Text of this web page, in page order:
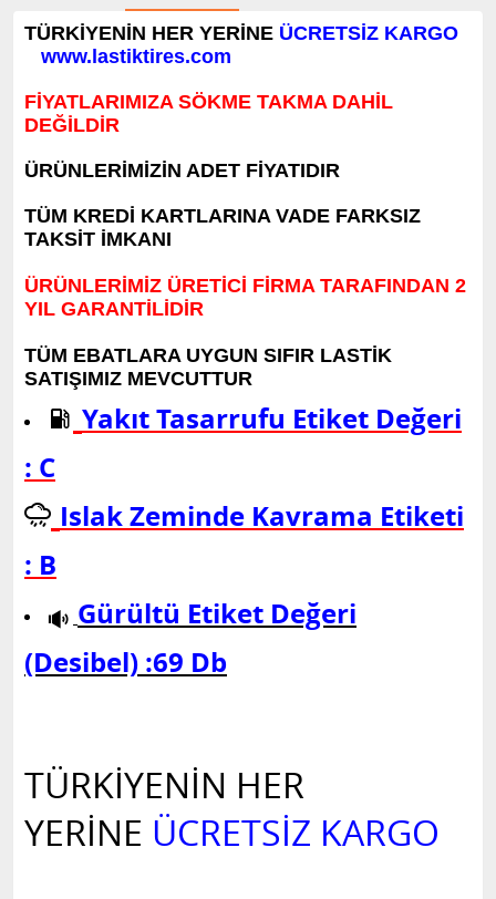
TÜRKİYENİN HER YERİNE ÜCRETSİZ KARGO
www.lastiktires.com
FİYATLARIMIZA SÖKME TAKMA DAHİL
DEĞİLDİR
ÜRÜNLERİMİZİN ADET FİYATIDIR
TÜM KREDİ KARTLARINA VADE FARKSIZ
TAKSİT İMKANI
ÜRÜNLERİMİZ ÜRETİCİ FİRMA TARAFINDAN 2
YIL GARANTİLİDİR
TÜM EBATLARA UYGUN SIFIR LASTİK
SATIŞIMIZ MEVCUTTUR
Yakıt Tasarrufu Etiket Değeri
: C
Islak Zeminde Kavrama Etiketi
: B
Gürültü Etiket Değeri
(Desibel) :69 Db
TÜRKİYENİN HER
YERİNE ÜCRETSİZ KARGO